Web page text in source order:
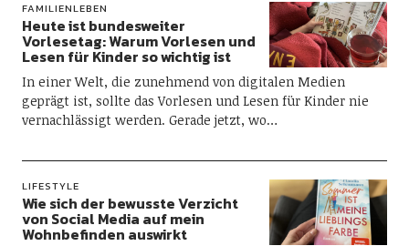
FAMILIENLEBEN
Heute ist bundesweiter
Vorlesetag: Warum Vorlesen und
Lesen für Kinder so wichtig ist
In einer Welt, die zunehmend von digitalen Medien
geprägt ist, sollte das Vorlesen und Lesen für Kinder nie
vernachlässigt werden. Gerade jetzt, wo…
LIFESTYLE
Wie sich der bewusste Verzicht
von Social Media auf mein
Wohnbefinden auswirkt